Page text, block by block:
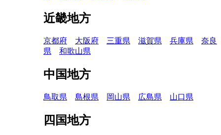
近畿地方
京都府 大阪府 三重県 滋賀県 兵庫県
奈良
県
和歌山県
中国地方
鳥取県 島根県 岡山県 広島県 山口県
四国地方